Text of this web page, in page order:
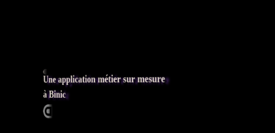
Une application métier sur mesure
à Binic